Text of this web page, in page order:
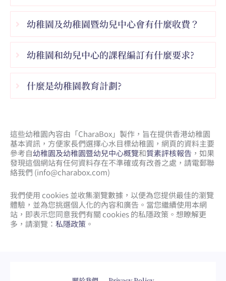
幼稚園及幼稚園暨幼兒中心會有什麼收費？
幼稚園和幼兒中心的課程編訂有什麼要求?
什麼是幼稚園教育計劃?
這些幼稚園內容由「CharaBox」製作，旨在提供香港幼稚園
基本資訊，方便家長們選擇心水目標幼稚園，網頁的資料主要
參考自幼稚園及幼稚園暨幼兒中心概覽和質素評核報告 ，如果
發現這個網站有任何資料存在不準確或有改善之處，請電郵聯
絡我們 (info@charabox.com)
我們使用 cookies 並收集瀏覽數據，以便為您提供最佳的瀏覽
體驗，並為您挑選個人化的內容和廣告。當您繼續使用本網
站，即表示您同意我們有關 cookies 的私隱政策。想瞭解更
多，請瀏覽： 私隱政策 。